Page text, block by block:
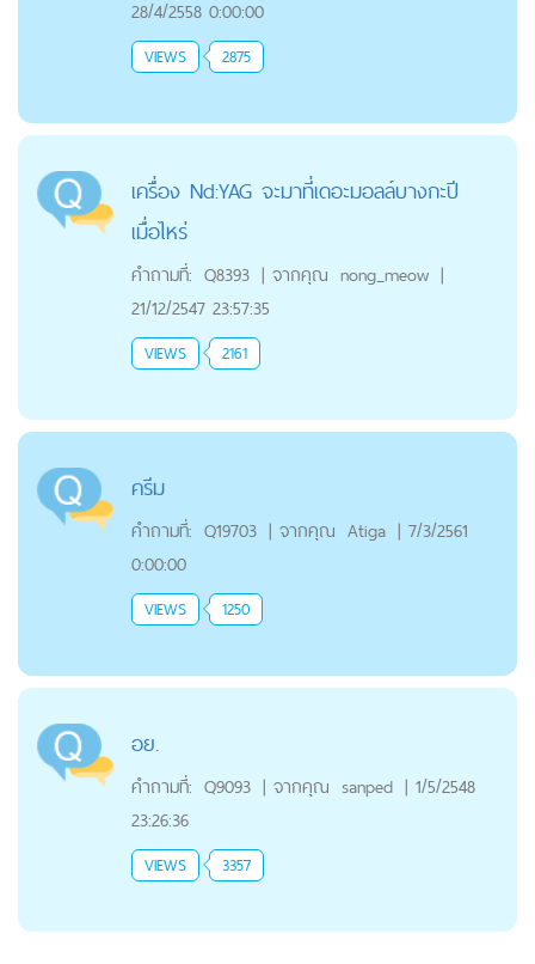
28/4/2558 0:00:00
VIEWS 2875
เครื่อง Nd:YAG จะมาที่เดอะมอลล์บางกะปี
เมื่อไหร่
คำถามที่: Q8393 | จากคุณ nong_meow |
21/12/2547 23:57:35
VIEWS 2161
ครีม
คำถามที่: Q19703 | จากคุณ Atiga | 7/3/2561
0:00:00
VIEWS 1250
อย.
คำถามที่: Q9093 | จากคุณ sanped | 1/5/2548
23:26:36
VIEWS 3357